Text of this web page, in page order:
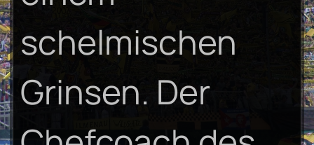
schelmischen
Grinsen. Der